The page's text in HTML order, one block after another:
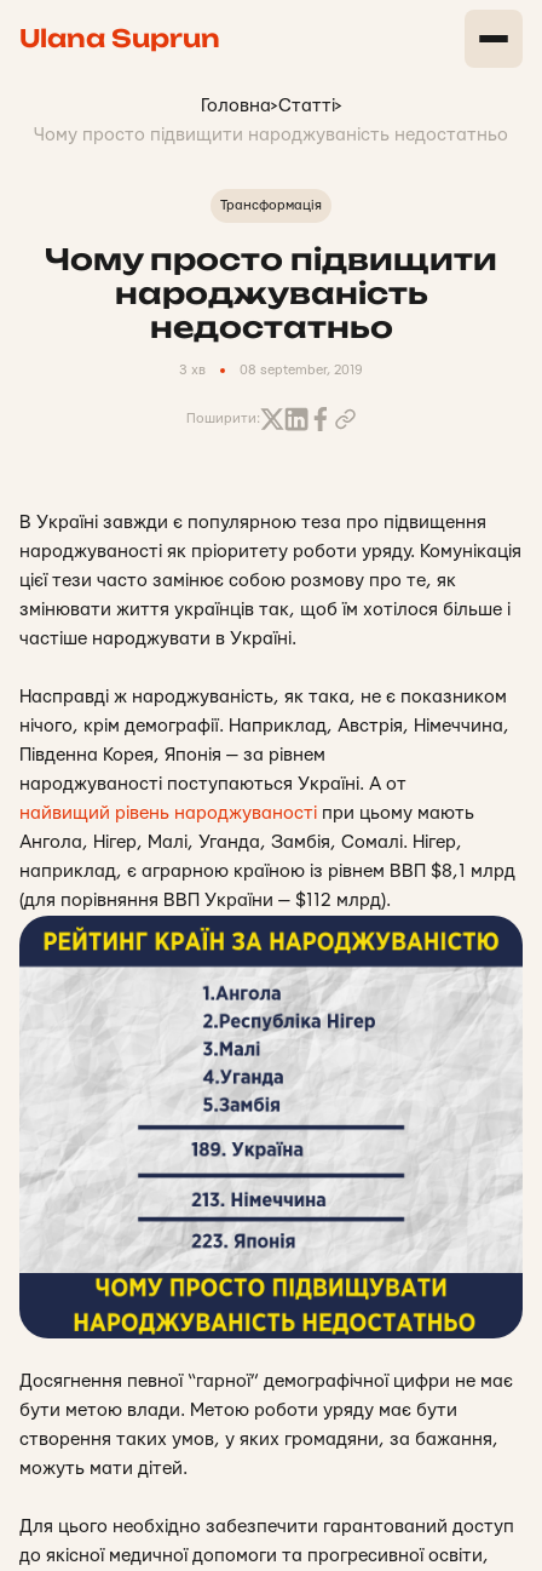
Ulana Suprun
Головна>Статті>
Чому просто підвищити народжуваність недостатньо
Трансформація
Чому просто підвищити
народжуваність
недостатньо
3 хв 08 september, 2019
Поширити:
В Україні завжди є популярною теза про підвищення
народжуваності як пріоритету роботи уряду. Комунікація
цієї тези часто замінює собою розмову про те, як
змінювати життя українців так, щоб їм хотілося більше і
частіше народжувати в Україні.
Насправді ж народжуваність, як така, не є показником
нічого, крім демографії. Наприклад, Австрія, Німеччина,
Південна Корея, Японія — за рівнем
народжуваності поступаються Україні. А от
найвищий рівень народжуваності при цьому мають
Ангола, Нігер, Малі, Уганда, Замбія, Сомалі. Нігер,
наприклад, є аграрною країною із рівнем ВВП $8,1 млрд
(для порівняння ВВП України — $112 млрд).
Досягнення певної “гарної” демографічної цифри не має
бути метою влади. Метою роботи уряду має бути
створення таких умов, у яких громадяни, за бажання,
можуть мати дітей.
Для цього необхідно забезпечити гарантований доступ
до якісної медичної допомоги та прогресивної освіти,